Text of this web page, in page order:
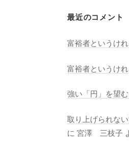
最近のコメント
富裕者というけれ
富裕者というけれ
強い「円」を望む
取り上げられな
に宮澤 三枝子